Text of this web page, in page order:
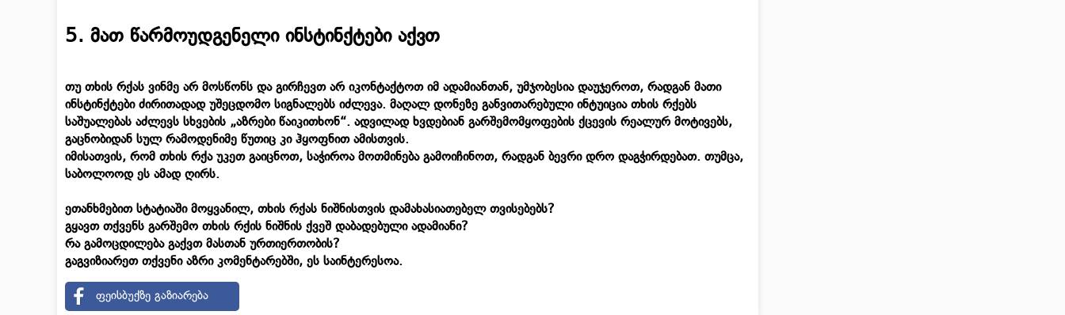
5. მათ წარმოუდგენელი ინსტინქტები აქვთ
თუ თხის რქას ვინმე არ მოსწონს და გირჩევთ არ იკონტაქტოთ იმ ადამიანთან, უმჯობესია დაუჯეროთ, რადგან მათი
ინსტინქტები ძირითადად უშეცდომო სიგნალებს იძლევა. მაღალ დონეზე განვითარებული ინტუიცია თხის რქებს
საშუალებას აძლევს სხვების „აზრები წაიკითხონ“. ადვილად ხვდებიან გარშემომყოფების ქცევის რეალურ მოტივებს,
გაცნობიდან სულ რამოდენიმე წუთიც კი ჰყოფნით ამისთვის.
იმისათვის, რომ თხის რქა უკეთ გაიცნოთ, საჭიროა მოთმინება გამოიჩინოთ, რადგან ბევრი დრო დაგჭირდებათ. თუმცა,
საბოლოოდ ეს ამად ღირს.
ეთანხმებით სტატიაში მოყვანილ, თხის რქას ნიშნისთვის დამახასიათებელ თვისებებს?
გყავთ თქვენს გარშემო თხის რქის ნიშნის ქვეშ დაბადებული ადამიანი?
რა გამოცდილება გაქვთ მასთან ურთიერთობის?
გაგვიზიარეთ თქვენი აზრი კომენტარებში, ეს საინტერესოა.
ფეისბუქზე გაზიარება